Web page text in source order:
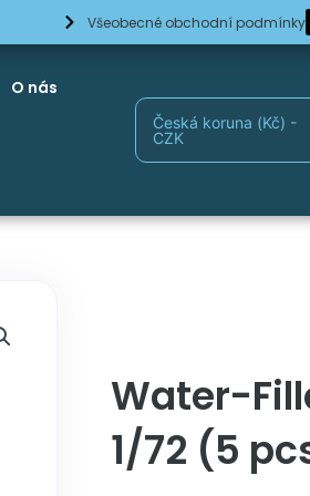
Všeobecné obchodní podmínky
O nás
Česká koruna (Kč) -
CZK
Water-
1/72 (5